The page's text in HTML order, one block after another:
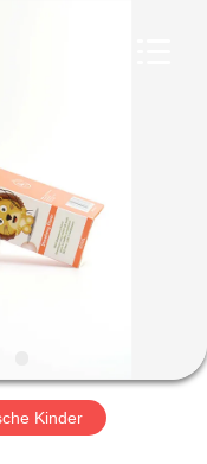
Kinder